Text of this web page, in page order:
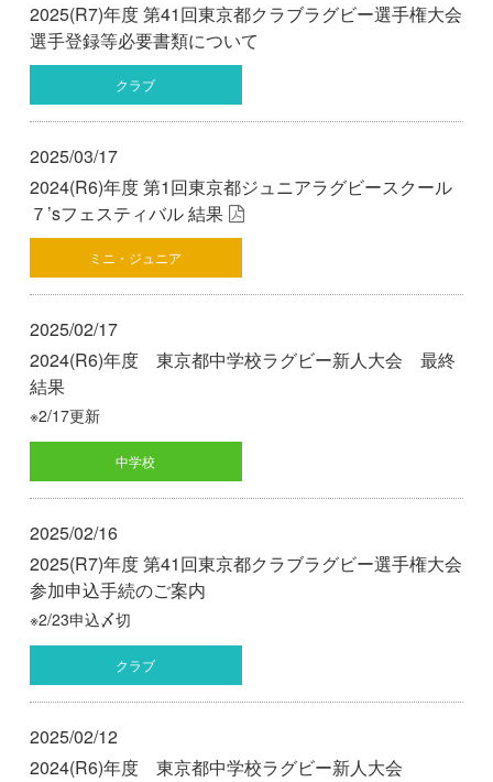
2025(R7)年度 第41回東京都クラブラグビー選手権大会
選手登録等必要書類について
クラブ
2025/03/17
2024(R6)年度 第1回東京都ジュニアラグビースクール
７’sフェスティバル 結果
ミニ・ジュニア
2025/02/17
2024(R6)年度 東京都中学校ラグビー新人大会 最終
結果
※2/17更新
中学校
2025/02/16
2025(R7)年度 第41回東京都クラブラグビー選手権大会
参加申込手続のご案内
※2/23申込〆切
クラブ
2025/02/12
2024(R6)年度 東京都中学校ラグビー新人大会